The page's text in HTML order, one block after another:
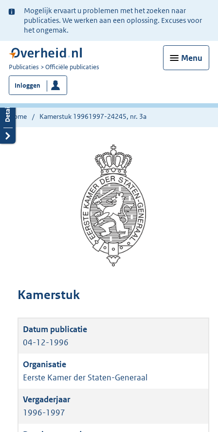
Ter
informatie:
Mogelijk ervaart u problemen met het zoeken naar
publicaties. We werken aan een oplossing. Excuses voor
het ongemak.
Menu
U
bent
nu
hier:
Publicaties Officiële publicaties
Inloggen
Home Kamerstuk 19961997-24245, nr. 3a
Kamerstuk
04-12-1996
Eerste Kamer der Staten-Generaal
1996-1997